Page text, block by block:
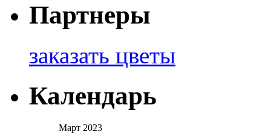
Партнеры
заказать цветы
Календарь
Март 2023